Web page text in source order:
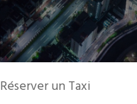
Réserver un Taxi